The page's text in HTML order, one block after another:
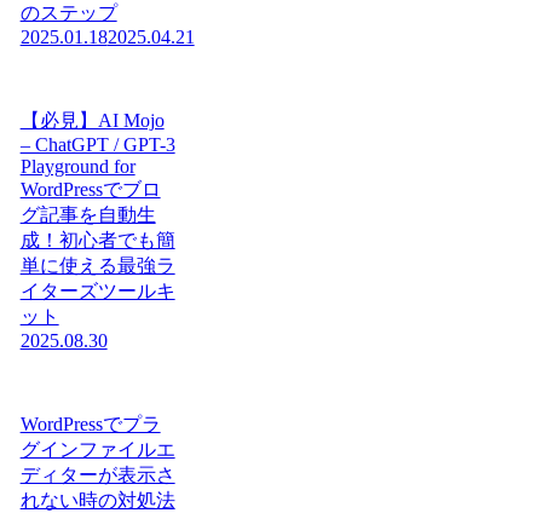
のステップ
2025.01.182025.04.21
【必見】AI Mojo
– ChatGPT / GPT-3
Playground for
WordPressでブロ
グ記事を自動生
成！初心者でも簡
単に使える最強ラ
イターズツールキ
ット
2025.08.30
WordPressでプラ
グインファイルエ
ディターが表示さ
れない時の対処法